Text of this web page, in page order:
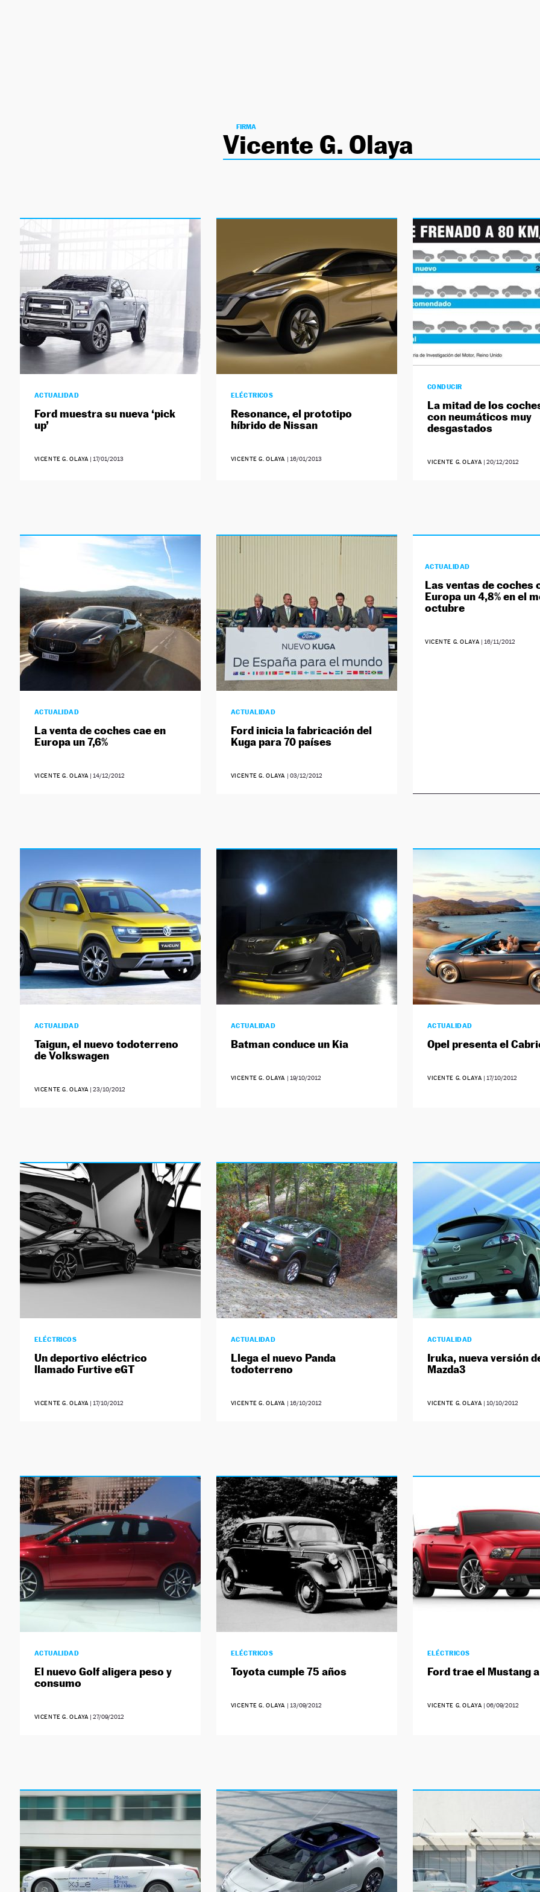
FIRMA
Vicente G. Olaya
ACTUALIDAD
Ford muestra su nueva ‘pick
up’
VICENTE G. OLAYA | 17/01/2013
ELÉCTRICOS
Resonance, el prototipo
híbrido de Nissan
VICENTE G. OLAYA | 16/01/2013
CONDUCIR
La mitad de los
con neumáticos muy
desgastados
VICENTE G. OLAYA | 20/12/2012
ACTUALIDAD
La venta de coches cae en
Europa un 7,6%
VICENTE G. OLAYA | 14/12/2012
ACTUALIDAD
Ford inicia la fabricación del
Kuga para 70 países
VICENTE G. OLAYA | 03/12/2012
ACTUALIDAD
Las ventas de coches
Europa un 4,8% en el
octubre
VICENTE G. OLAYA | 16/11/2012
ACTUALIDAD
Taigun, el nuevo todoterreno
de Volkswagen
VICENTE G. OLAYA |23/10/2012
ACTUALIDAD
Batman conduce un Kia
VICENTE G. OLAYA | 19/10/2012
ACTUALIDAD
Opel presenta el
VICENTE G. OLAYA | 17/10/2012
ELÉCTRICOS
Un deportivo eléctrico
llamado Furtive eGT
VICENTE G. OLAYA | 17/10/2012
ACTUALIDAD
Llega el nuevo Panda
todoterreno
VICENTE G. OLAYA | 16/10/2012
ACTUALIDAD
Iruka, nueva versión
Mazda3
VICENTE G. OLAYA | 10/10/2012
ACTUALIDAD
El nuevo Golf aligera peso y
consumo
VICENTE G. OLAYA |27/09/2012
ELÉCTRICOS
Toyota cumple 75 años
VICENTE G. OLAYA | 13/09/2012
ELÉCTRICOS
Ford trae el Mustang
VICENTE G. OLAYA | 06/09/2012